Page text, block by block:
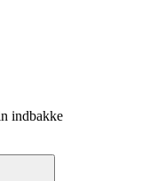
indbakke